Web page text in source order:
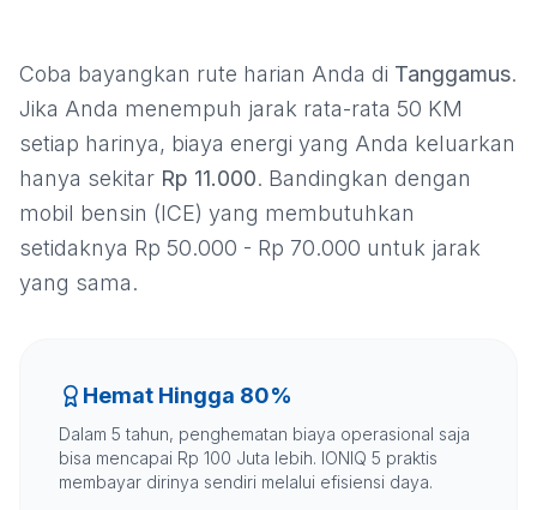
Coba bayangkan rute harian Anda di Tanggamus.
Jika Anda menempuh jarak rata-rata 50 KM
setiap harinya, biaya energi yang Anda keluarkan
hanya sekitar Rp 11.000. Bandingkan dengan
mobil bensin (ICE) yang membutuhkan
setidaknya Rp 50.000 - Rp 70.000 untuk jarak
yang sama.
Hemat Hingga 80%
Dalam 5 tahun, penghematan biaya operasional saja
bisa mencapai Rp 100 Juta lebih. IONIQ 5 praktis
membayar dirinya sendiri melalui efisiensi daya.